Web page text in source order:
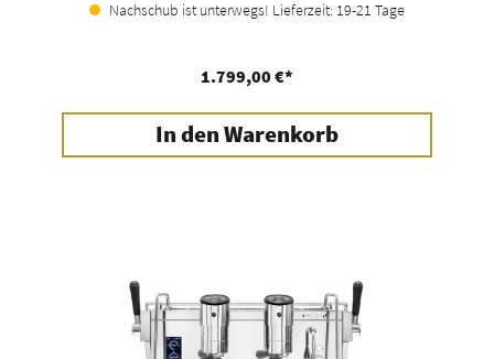
Nachschub ist unterwegs! Lieferzeit: 19-21 Tage
1.799,00 €*
In den Warenkorb